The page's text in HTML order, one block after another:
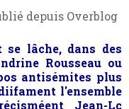
depuis Overblog
lâche, dans des
Rousseau ou
antisémites plus
l'ensemble
Jean-Lc